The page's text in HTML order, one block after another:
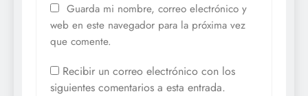
Guarda mi nombre, correo electrónico y
web en este navegador para la próxima vez
que comente.
Recibir un correo electrónico con los
siguientes comentarios a esta entrada.